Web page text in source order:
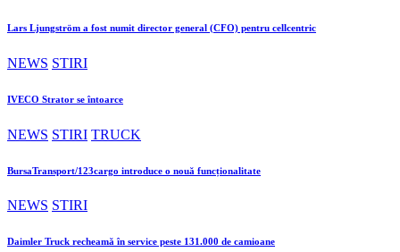
Lars Ljungström a fost numit director general (CFO) pentru cellcentric
NEWS STIRI
IVECO Strator se întoarce
NEWS STIRI TRUCK
BursaTransport/123cargo introduce o nouă funcționalitate
NEWS STIRI
Daimler Truck recheamă în service peste 131.000 de camioane